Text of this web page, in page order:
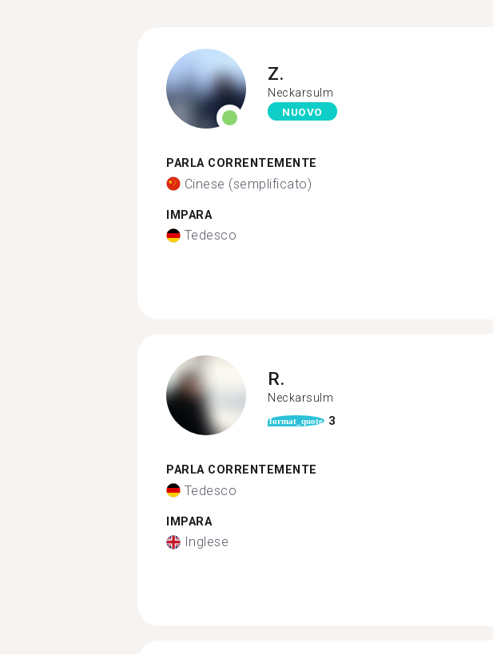
Z.
Neckarsulm
NUOVO
PARLA CORRENTEMENTE
Cinese (semplificato)
IMPARA
Tedesco
R.
Neckarsulm
format_quote 3
PARLA CORRENTEMENTE
Tedesco
IMPARA
Inglese